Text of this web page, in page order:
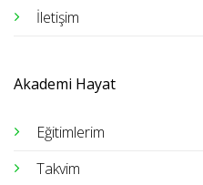
İletişim
Akademi Hayat
Eğitimlerim
Takvim